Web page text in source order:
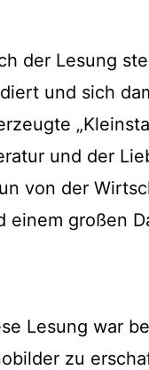
der Lesung
und sich
und der
von der
einem großen
Lesung war
zu